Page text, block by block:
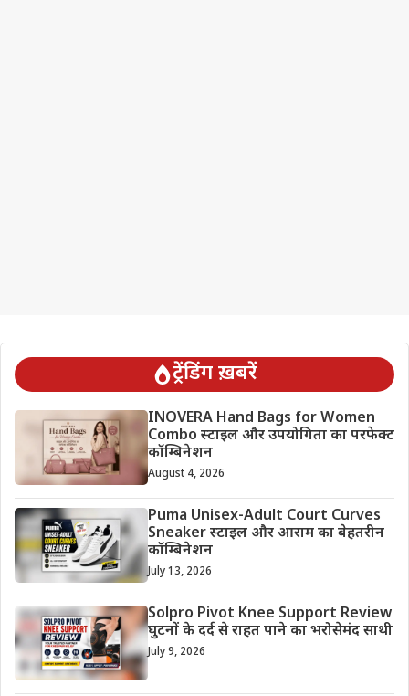
ट्रेंडिंग ख़बरें
INOVERA Hand Bags for Women
Combo स्टाइल और उपयोगिता का परफेक्ट
कॉम्बिनेशन
August 4, 2026
Puma Unisex-Adult Court Curves
Sneaker स्टाइल और आराम का बेहतरीन
कॉम्बिनेशन
July 13, 2026
Solpro Pivot Knee Support Review
घुटनों के दर्द से राहत पाने का भरोसेमंद साथी
July 9, 2026